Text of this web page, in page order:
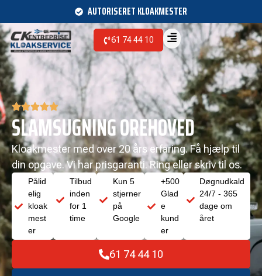
AUTORISERET KLOAKMESTER
61 74 44 10
SLAMSUGNING OREHOVED
Kloakmester med over 20 års erfaring. Få hjælp til
din opgave. Vi har prisgaranti. Ring eller skriv til os.
Pålid
elig
kloak
mest
er
Tilbud
inden
for 1
time
Kun 5
stjerner
på
Google
+500
Glad
e
kund
er
Døgnudkald
24/7 - 365
dage om
året
61 74 44 10